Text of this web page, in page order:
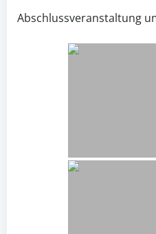
Abschlussveranstaltung